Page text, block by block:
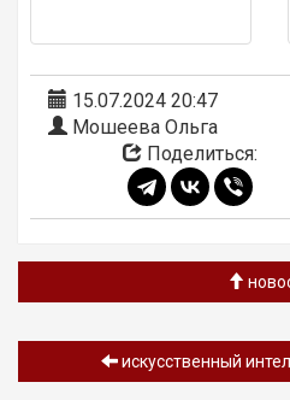
15.07.2024 20:47
Мошеева Ольга
Поделиться:
искусственный